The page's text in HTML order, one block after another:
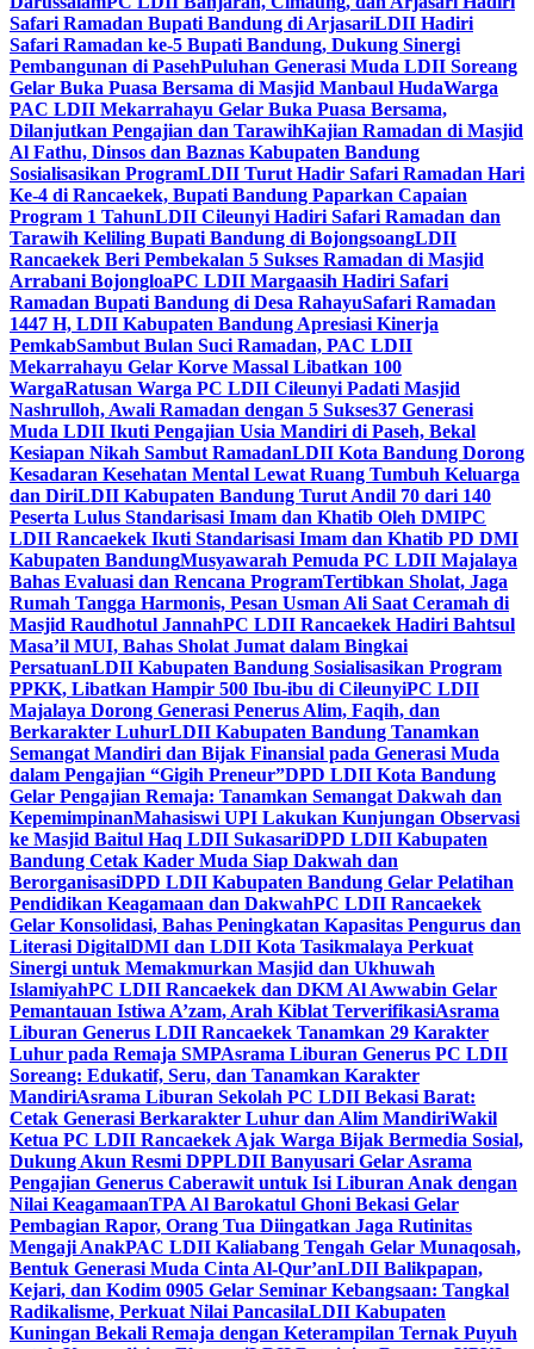
Safari Ramadan Bupati Bandung di ArjasariLDII Hadiri
Safari Ramadan ke-5 Bupati Bandung, Dukung Sinergi
Pembangunan di PasehPuluhan Generasi Muda LDII Soreang
Gelar Buka Puasa Bersama di Masjid Manbaul HudaWarga
PAC LDII Mekarrahayu Gelar Buka Puasa Bersama,
Dilanjutkan Pengajian dan TarawihKajian Ramadan di Masjid
Al Fathu, Dinsos dan Baznas Kabupaten Bandung
Sosialisasikan ProgramLDII Turut Hadir Safari Ramadan Hari
Ke-4 di Rancaekek, Bupati Bandung Paparkan Capaian
Program 1 TahunLDII Cileunyi Hadiri Safari Ramadan dan
Tarawih Keliling Bupati Bandung di BojongsoangLDII
Rancaekek Beri Pembekalan 5 Sukses Ramadan di Masjid
Arrabani BojongloaPC LDII Margaasih Hadiri Safari
Ramadan Bupati Bandung di Desa RahayuSafari Ramadan
1447 H, LDII Kabupaten Bandung Apresiasi Kinerja
PemkabSambut Bulan Suci Ramadan, PAC LDII
Mekarrahayu Gelar Korve Massal Libatkan 100
WargaRatusan Warga PC LDII Cileunyi Padati Masjid
Nashrulloh, Awali Ramadan dengan 5 Sukses37 Generasi
Muda LDII Ikuti Pengajian Usia Mandiri di Paseh, Bekal
Kesiapan Nikah Sambut RamadanLDII Kota Bandung Dorong
Kesadaran Kesehatan Mental Lewat Ruang Tumbuh Keluarga
dan DiriLDII Kabupaten Bandung Turut Andil 70 dari 140
Peserta Lulus Standarisasi Imam dan Khatib Oleh DMIPC
LDII Rancaekek Ikuti Standarisasi Imam dan Khatib PD DMI
Kabupaten BandungMusyawarah Pemuda PC LDII Majalaya
Bahas Evaluasi dan Rencana ProgramTertibkan Sholat, Jaga
Rumah Tangga Harmonis, Pesan Usman Ali Saat Ceramah di
Masjid Raudhotul JannahPC LDII Rancaekek Hadiri Bahtsul
Masa’il MUI, Bahas Sholat Jumat dalam Bingkai
PersatuanLDII Kabupaten Bandung Sosialisasikan Program
PPKK, Libatkan Hampir 500 Ibu-ibu di CileunyiPC LDII
Majalaya Dorong Generasi Penerus Alim, Faqih, dan
Berkarakter LuhurLDII Kabupaten Bandung Tanamkan
Semangat Mandiri dan Bijak Finansial pada Generasi Muda
dalam Pengajian “Gigih Preneur”DPD LDII Kota Bandung
Gelar Pengajian Remaja: Tanamkan Semangat Dakwah dan
KepemimpinanMahasiswi UPI Lakukan Kunjungan Observasi
ke Masjid Baitul Haq LDII SukasariDPD LDII Kabupaten
Bandung Cetak Kader Muda Siap Dakwah dan
BerorganisasiDPD LDII Kabupaten Bandung Gelar Pelatihan
Pendidikan Keagamaan dan DakwahPC LDII Rancaekek
Gelar Konsolidasi, Bahas Peningkatan Kapasitas Pengurus dan
Literasi DigitalDMI dan LDII Kota Tasikmalaya Perkuat
Sinergi untuk Memakmurkan Masjid dan Ukhuwah
IslamiyahPC LDII Rancaekek dan DKM Al Awwabin Gelar
Pemantauan Istiwa A’zam, Arah Kiblat TerverifikasiAsrama
Liburan Generus LDII Rancaekek Tanamkan 29 Karakter
Luhur pada Remaja SMPAsrama Liburan Generus PC LDII
Soreang: Edukatif, Seru, dan Tanamkan Karakter
MandiriAsrama Liburan Sekolah PC LDII Bekasi Barat:
Cetak Generasi Berkarakter Luhur dan Alim MandiriWakil
Ketua PC LDII Rancaekek Ajak Warga Bijak Bermedia Sosial,
Dukung Akun Resmi DPPLDII Banyusari Gelar Asrama
Pengajian Generus Caberawit untuk Isi Liburan Anak dengan
Nilai KeagamaanTPA Al Barokatul Ghoni Bekasi Gelar
Pembagian Rapor, Orang Tua Diingatkan Jaga Rutinitas
Mengaji AnakPAC LDII Kaliabang Tengah Gelar Munaqosah,
Bentuk Generasi Muda Cinta Al-Qur’anLDII Balikpapan,
Kejari, dan Kodim 0905 Gelar Seminar Kebangsaan: Tangkal
Radikalisme, Perkuat Nilai PancasilaLDII Kabupaten
Kuningan Bekali Remaja dengan Keterampilan Ternak Puyuh